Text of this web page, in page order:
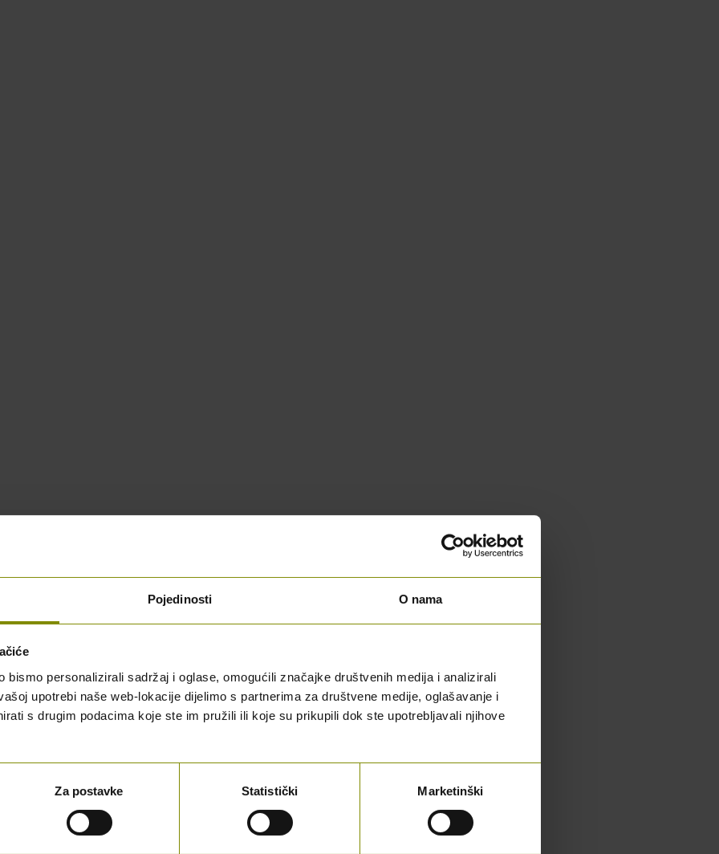
Pojedinosti O nama
bismo personalizirali sadržaj i oglase, omogućili značajke društvenih medija i analizirali
upotrebi naše web-lokacije dijelimo s partnerima za društvene medije, oglašavanje i
s drugim podacima koje ste im pružili ili koje su prikupili dok ste upotrebljavali njihove
Za postavke Statistički Marketinški